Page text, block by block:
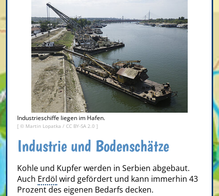
Industrieschiffe liegen im Hafen.
[ © Martin Lopatka / CC BY-SA 2.0 ]
Industrie und Bodenschätze
Kohle und Kupfer werden in Serbien abgebaut.
Auch Erdöl wird gefördert und kann immerhin 43
Prozent des eigenen Bedarfs decken.